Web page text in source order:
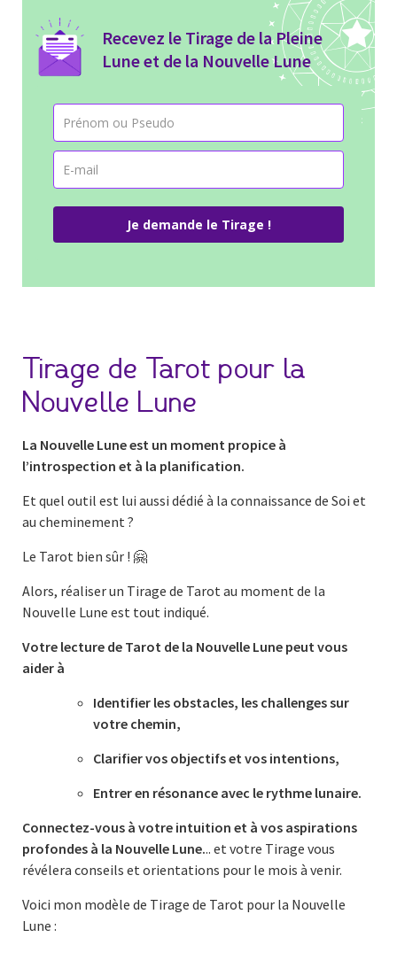
Recevez le Tirage de la Pleine
Lune et de la Nouvelle Lune
Je demande le Tirage !
Tirage de Tarot pour la
Nouvelle Lune
La Nouvelle Lune est un moment propice à
l’introspection et à la planification.
Et quel outil est lui aussi dédié à la connaissance de Soi et
au cheminement ?
Le Tarot bien sûr ! 🤗
Alors, réaliser un Tirage de Tarot au moment de la
Nouvelle Lune est tout indiqué.
Votre lecture de Tarot de la Nouvelle Lune peut vous
aider à
Identifier les obstacles, les challenges sur
votre chemin,
Clarifier vos objectifs et vos intentions,
Entrer en résonance avec le rythme lunaire.
Connectez-vous à votre intuition et à vos aspirations
profondes à la Nouvelle Lune... et votre Tirage vous
révélera conseils et orientations pour le mois à venir.
Voici mon modèle de Tirage de Tarot pour la Nouvelle
Lune :